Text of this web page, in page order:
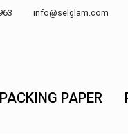
963 info@selglam.com
PACKING PAPER